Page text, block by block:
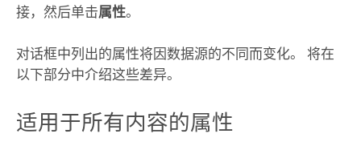
接，然后单击属性。
对话框中列出的属性将因数据源的不同而变化。 将在
以下部分中介绍这些差异。
适用于所有内容的属性